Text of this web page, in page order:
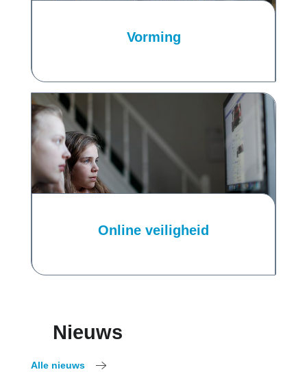
Vorming
Online veiligheid
Nieuws
Alle nieuws